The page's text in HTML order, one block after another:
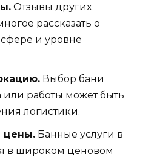
Отзывы других
рассказать о
и уровне
Выбор бани
или работы может быть
логистики.
цены.Банные услуги в
в широком ценовом